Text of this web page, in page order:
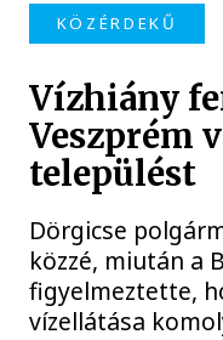
KÖZÉRDEKŰ
Vízhiány
Veszprém
települést
Dörgicse
közzé, miután a
figyelmeztette,
vízellátása